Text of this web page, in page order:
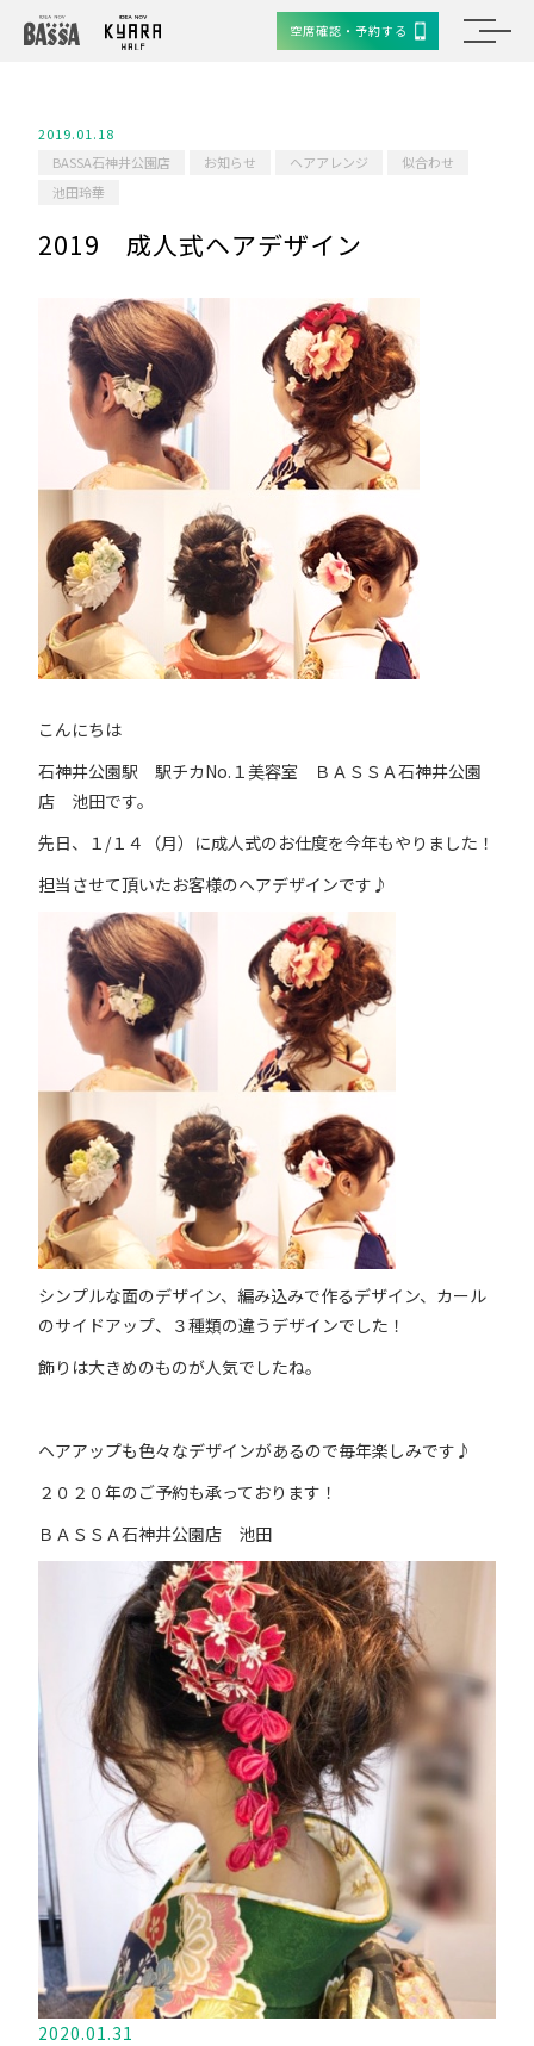
空席確認・予約する
2019.01.18
BASSA石神井公園店
お知らせ ヘアアレンジ
似合わせ
池田玲華
2019 成人式ヘアデザイン
こんにちは
石神井公園駅 駅チカNo.１美容室 ＢＡＳＳＡ石神井公園
店 池田です。
先日、１/１４（月）に成人式のお仕度を今年もやりました！
担当させて頂いたお客様のヘアデザインです♪
シンプルな面のデザイン、編み込みで作るデザイン、カール
のサイドアップ、３種類の違うデザインでした！
飾りは大きめのものが人気でしたね。
ヘアアップも色々なデザインがあるので毎年楽しみです♪
２０２０年のご予約も承っております！
ＢＡＳＳＡ石神井公園店 池田
2020.01.31